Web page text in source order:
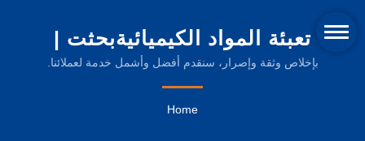
تعبئة المواد الكيميائيةبحثت |
آلات انكماش الحرارة المبتكرة
وأفلام التعبئة المستدامة
بإخلاص وثقة وإصرار، سنقدم أفضل وأشمل خدمة لعملائنا.
Home